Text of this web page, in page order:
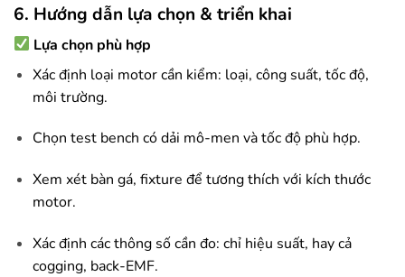
6. Hướng dẫn lựa chọn & triển khai
Lựa chọn phù hợp
Xác định loại motor cần kiểm: loại, công suất, tốc độ,
môi trường.
Chọn test bench có dải mô-men và tốc độ phù hợp.
Xem xét bàn gá, fixture để tương thích với kích thước
motor.
Xác định các thông số cần đo: chỉ hiệu suất, hay cả
cogging, back-EMF.